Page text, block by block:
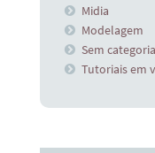
Midia
Modelagem
Sem categoria
Tutoriais em